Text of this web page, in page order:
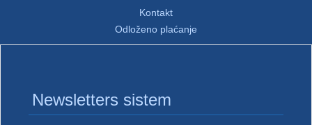
Kontakt
Odloženo plaćanje
Newsletters sistem